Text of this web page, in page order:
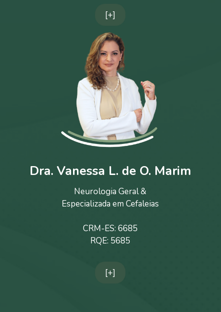
[+]
Dra. Vanessa L. de O. Marim
Neurologia Geral &
Especializada em Cefaleias
CRM-ES: 6685
RQE: 5685
[+]